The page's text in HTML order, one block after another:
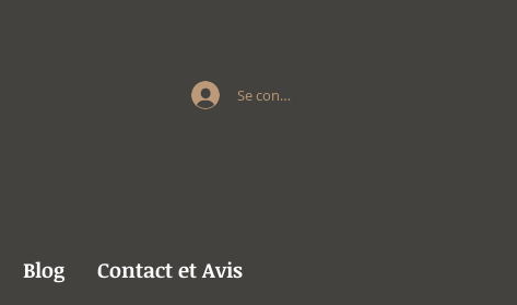
Se connecter
Blog Contact et Avis